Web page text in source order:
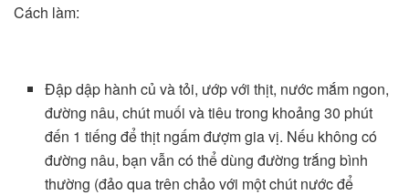
Cách làm:
Đập dập hành củ và tỏi, ướp với thịt, nước mắm ngon,
đường nâu, chút muối và tiêu trong khoảng 30 phút
đến 1 tiếng để thịt ngấm đượm gia vị. Nếu không có
đường nâu, bạn vẫn có thể dùng đường trắng bình
thường (đảo qua trên chảo với một chút nước để